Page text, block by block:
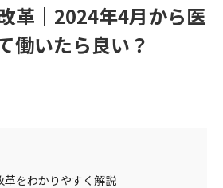
革｜2024年4月から医
働いたら良い？
革をわかりやすく解説